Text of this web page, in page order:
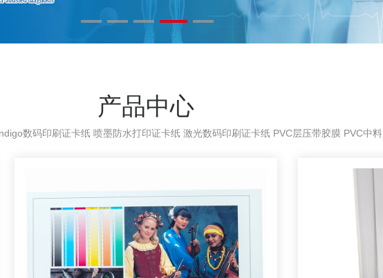
产品中心
数码印刷证卡纸 喷墨防水打印证卡纸 激光数码印刷证卡纸 PVC层压带胶膜 PVC中料